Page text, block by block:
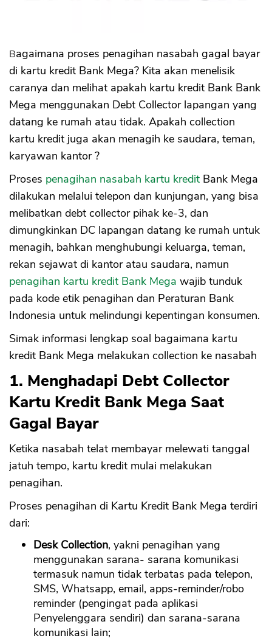
Bagaimana proses penagihan nasabah gagal bayar
di kartu kredit Bank Mega? Kita akan menelisik
caranya dan melihat apakah kartu kredit Bank Bank
Mega menggunakan Debt Collector lapangan yang
datang ke rumah atau tidak. Apakah collection
kartu kredit juga akan menagih ke saudara, teman,
karyawan kantor ?
Proses penagihan nasabah kartu kredit Bank Mega
dilakukan melalui telepon dan kunjungan, yang bisa
melibatkan debt collector pihak ke-3, dan
dimungkinkan DC lapangan datang ke rumah untuk
menagih, bahkan menghubungi keluarga, teman,
rekan sejawat di kantor atau saudara, namun
penagihan kartu kredit Bank Mega wajib tunduk
pada kode etik penagihan dan Peraturan Bank
Indonesia untuk melindungi kepentingan konsumen.
Simak informasi lengkap soal bagaimana kartu
kredit Bank Mega melakukan collection ke nasabah
1. Menghadapi Debt Collector
Kartu Kredit Bank Mega Saat
Gagal Bayar
Ketika nasabah telat membayar melewati tanggal
jatuh tempo, kartu kredit mulai melakukan
penagihan.
Proses penagihan di Kartu Kredit Bank Mega terdiri
dari:
Desk Collection, yakni penagihan yang
menggunakan sarana- sarana komunikasi
termasuk namun tidak terbatas pada telepon,
SMS, Whatsapp, email, apps-reminder/robo
reminder (pengingat pada aplikasi
Penyelenggara sendiri) dan sarana-sarana
komunikasi lain;